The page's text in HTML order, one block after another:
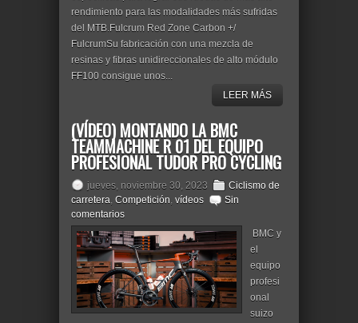
rendimiento para las modalidades más sufridas
del MTB.Fulcrum Red Zone Carbon +/
FulcrumSu fabricación con una mezcla de
resinas y fibras unidireccionales de alto módulo
FF100 consigue unos...
LEER MÁS
(VÍDEO) MONTANDO LA BMC
TEAMMACHINE R 01 DEL EQUIPO
PROFESIONAL TUDOR PRO CYCLING
jueves, noviembre 30, 2023
Ciclismo de
carretera, Competición, vídeos
Sin
comentarios
BMC y
el
equipo
profesi
onal
suizo